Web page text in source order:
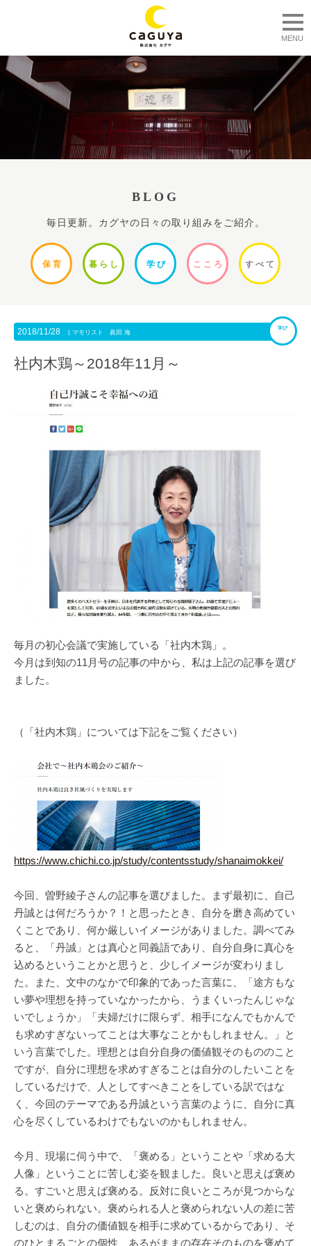
MENU
BLOG
毎日更新。カグヤの日々の取り組みをご紹介。
保 育 暮ら し 学 び ここ ろ すべて
2018/11/28 ミマモリスト 眞田 海
学び
社内木鶏～2018年11月～
毎月の初心会議で実施している「社内木鶏」。
今月は到知の11月号の記事の中から、私は上記の記事を選び
ました。
（「社内木鶏」については下記をご覧ください）
https://www.chichi.co.jp/study/contentsstudy/shanaimokkei/
今回、曽野綾子さんの記事を選びました。まず最初に、自己
丹誠とは何だろうか？！と思ったとき、自分を磨き高めてい
くことであり、何か厳しいイメージがありました。調べてみ
ると、「丹誠」とは真心と同義語であり、自分自身に真心を
込めるということかと思うと、少しイメージが変わりまし
た。また、文中のなかで印象的であった言葉に、「途方もな
い夢や理想を持っていなかったから、うまくいったんじゃな
いでしょうか」「夫婦だけに限らず、相手になんでもかんで
も求めすぎないってことは大事なことかもしれません。」と
いう言葉でした。理想とは自分自身の価値観そのもののこと
ですが、自分に理想を求めすぎることは自分のしたいことを
しているだけで、人としてすべきことをしている訳ではな
く、今回のテーマである丹誠という言葉のように、自分に真
心を尽くしているわけでもないのかもしれません。
今月、現場に伺う中で、「褒める」ということや「求める大
人像」ということに苦しむ姿を観ました。良いと思えば褒め
る。すごいと思えば褒める。反対に良いところが見つからな
いと褒められない。褒められる人と褒められない人の差に苦
しむのは、自分の価値観を相手に求めているからであり、そ
のひとまるごとの個性、あるがままの存在そのものを褒めて